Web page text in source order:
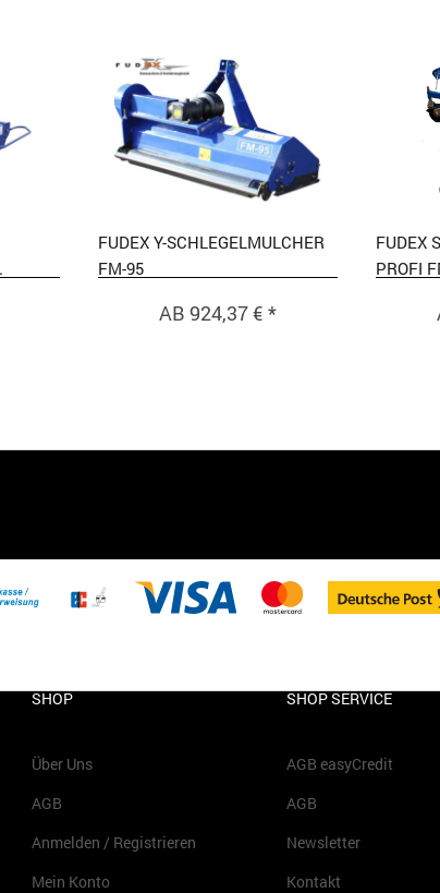
FUDEX Y-SCHLEGELMULCHER
FM-95
AB 924,37 € *
FUDEX
PROFI
SHOP
Über Uns
AGB
Anmelden / Registrieren
Mein Konto
SHOP SERVICE
AGB easyCredit
AGB
Newsletter
Kontakt